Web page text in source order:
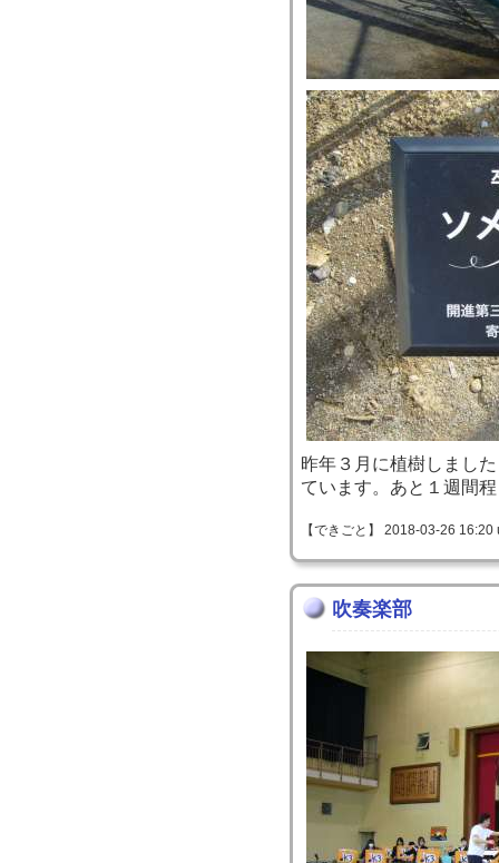
昨年３月に植樹しまし
ています。あと１週間
【できごと】 2018-03-26
吹奏楽部